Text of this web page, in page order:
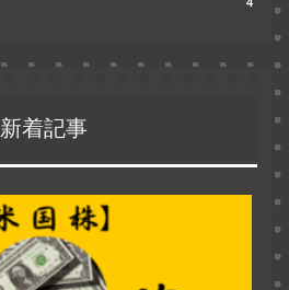
新着記事